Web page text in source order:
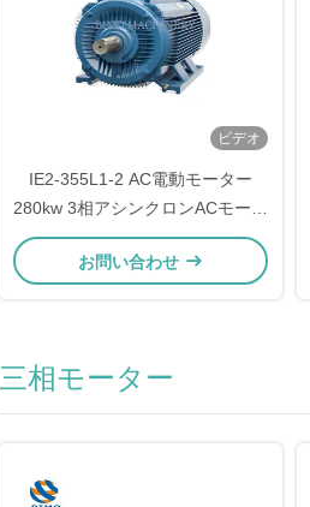
ビデオ
IE2-355L1-2 AC電動モーター
280kw 3相アシンクロンACモータ
ー
お問い合わせ
三相モーター